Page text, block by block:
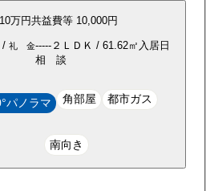
10万円共益費等 10,000円
/ 礼 金-----２ＬＤＫ / 61.62㎡ 入居日
相 談
パノラマ 角部屋 都市ガス
南向き